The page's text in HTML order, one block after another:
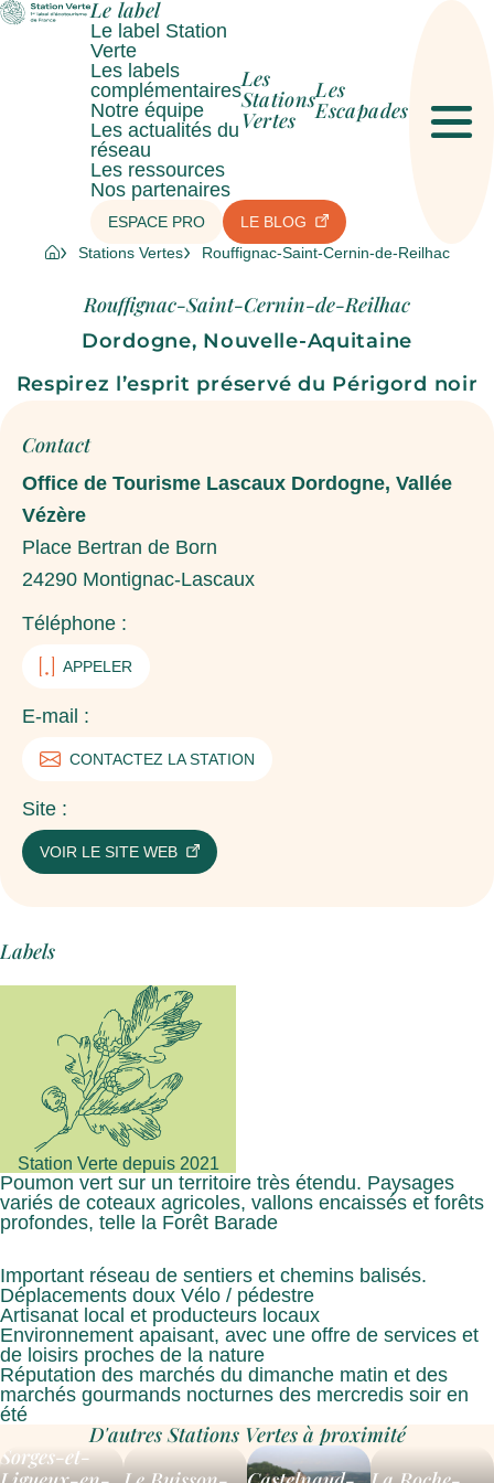
Le label
Le label Station
Verte
Les labels
complémentaires
Notre équipe
Les actualités du
réseau
Les ressources
Nos partenaires
Les
Stations
Vertes
Les
Escapades
ESPACE PRO LE BLOG
Stations Vertes Rouffignac-Saint-Cernin-de-Reilhac
Rouffignac-Saint-Cernin-de-Reilhac
Dordogne, Nouvelle-Aquitaine
Respirez l’esprit préservé du Périgord noir
Contact
Office de Tourisme Lascaux Dordogne, Vallée
Vézère
Place Bertran de Born
24290 Montignac-Lascaux
Téléphone :
APPELER
E-mail :
CONTACTEZ LA STATION
Site :
VOIR LE SITE WEB
Labels
Station Verte depuis 2021
Poumon vert sur un territoire très étendu. Paysages
variés de coteaux agricoles, vallons encaissés et forêts
profondes, telle la Forêt Barade
Important réseau de sentiers et chemins balisés.
Déplacements doux Vélo / pédestre
Artisanat local et producteurs locaux
Environnement apaisant, avec une offre de services et
de loisirs proches de la nature
Réputation des marchés du dimanche matin et des
marchés gourmands nocturnes des mercredis soir en
été
D'autres Stations Vertes à proximité
Sorges-et-